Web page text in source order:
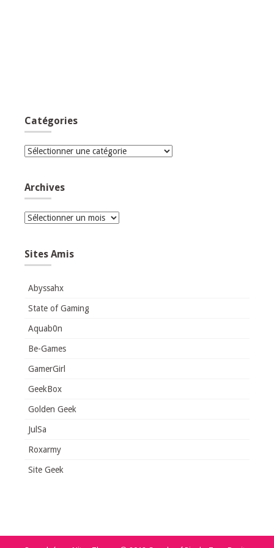
Catégories
Catégories
Archives
Archives
Sites Amis
Abyssahx
State of Gaming
Aquab0n
Be-Games
GamerGirl
GeekBox
Golden Geek
JulSa
Roxarmy
Site Geek